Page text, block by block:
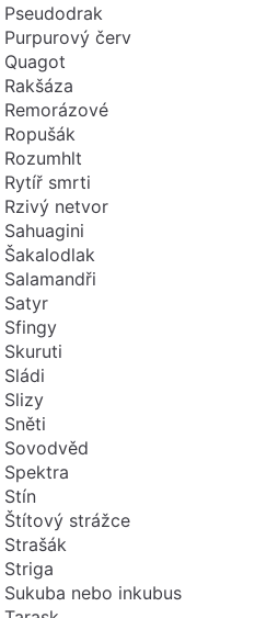
Pseudodrak
Purpurový červ
Quagot
Rakšáza
Remorázové
Ropušák
Rozumhlt
Rytíř smrti
Rzivý netvor
Sahuagini
Šakalodlak
Salamandři
Satyr
Sfingy
Skuruti
Sládi
Slizy
Sněti
Sovodvěd
Spektra
Stín
Štítový strážce
Strašák
Striga
Sukuba nebo inkubus